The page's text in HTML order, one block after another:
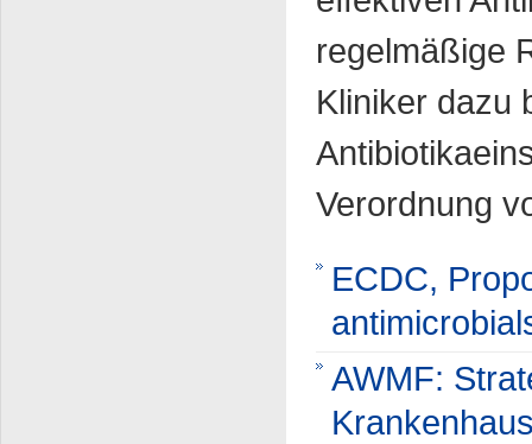
regelmäßige
Kliniker dazu
Verordnung
ECDC,
AWMF: